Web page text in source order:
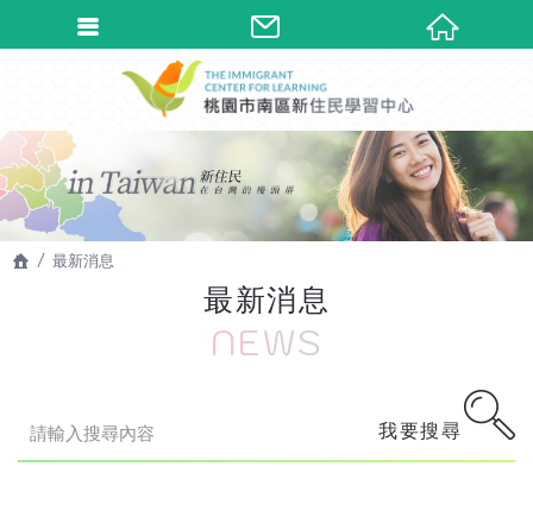
最新消息
最新消息
NEWS